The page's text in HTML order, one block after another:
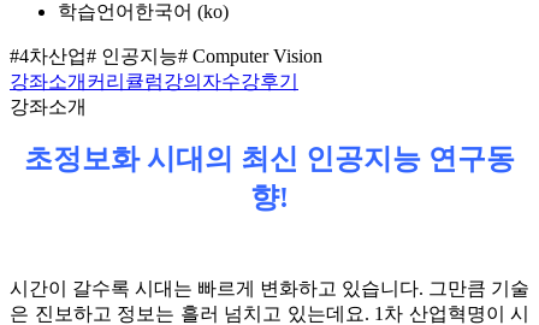
학습언어 한국어 ‎(ko)‎
#4차산업# 인공지능# Computer Vision
강좌소개 커리큘럼강의자수강후기
강좌소개
초정보화 시대의 최신 인공지능 연구동
향!
시간이 갈수록 시대는 빠르게 변화하고 있습니다. 그만큼 기술
은 진보하고 정보는 흘러 넘치고 있는데요. 1차 산업혁명이 시